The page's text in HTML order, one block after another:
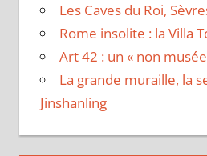
Les Caves du Roi,
Rome insolite : la Villa
Art 42 : un « non
La grande muraille, la
Jinshanling